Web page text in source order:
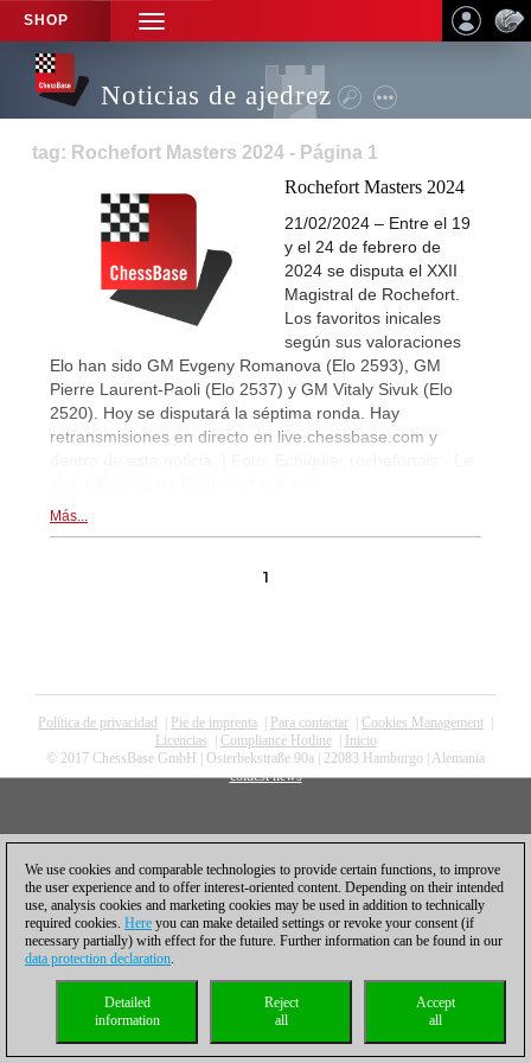
SHOP
TOGGLE
NAVIGATION
Noticias de ajedrez
tag: Rochefort Masters 2024 - Página 1
Rochefort Masters 2024
21/02/2024 – Entre el 19
y el 24 de febrero de
2024 se disputa el XXII
Magistral de Rochefort.
Los favoritos inicales
según sus valoraciones
Elo han sido GM Evgeny Romanova (Elo 2593), GM
Pierre Laurent-Paoli (Elo 2537) y GM Vitaly Sivuk (Elo
2520). Hoy se disputará la séptima ronda. Hay
retransmisiones en directo en live.chessbase.com y
Más...
1
Política de privacidad Pie de imprenta Para contactar Cookies Management
Licencias
Compliance Hotline|
Inicio
© 2017 ChessBase GmbH | Osterbekstraße 90a | 22083 Hamburgo | Alemania
coldest news
We use cookies and comparable technologies to provide certain functions, to improve
the user experience and to offer interest-oriented content. Depending on their intended
use, analysis cookies and marketing cookies may be used in addition to technically
required cookies. Here you can make detailed settings or revoke your consent (if
necessary partially) with effect for the future. Further information can be found in our
data protection declaration.
Accept
all
Reject
all
Detailed
information